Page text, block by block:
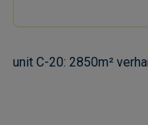
unit C-20: 2850m²